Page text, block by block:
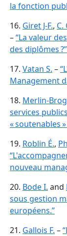
la fonction
16. Giret J-F.,
–“La valeur
des diplômes ?”
17. Vatan S. –
Management
18. Merlin-
services
« soutenables »
19. Roblin É.,
nouveau
20. Bode I. and
sous gestion
européens.”
21. Gallois F. –